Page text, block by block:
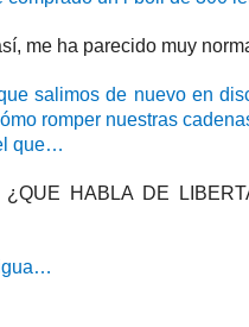
me ha parecido muy
salimos de nuevo en
romper nuestras
que…
HABLA DE